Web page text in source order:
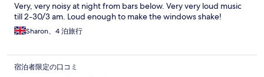
Very, very noisy at night from bars below. Very very loud music
till 2-30/3 am. Loud enough to make the windows shake!
Sharon、4 泊旅行
宿泊者限定の口コミ